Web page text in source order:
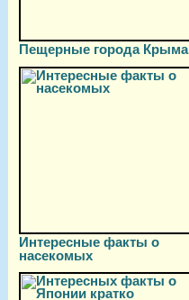
Пещерные города Крыма
Интересные факты о
насекомых